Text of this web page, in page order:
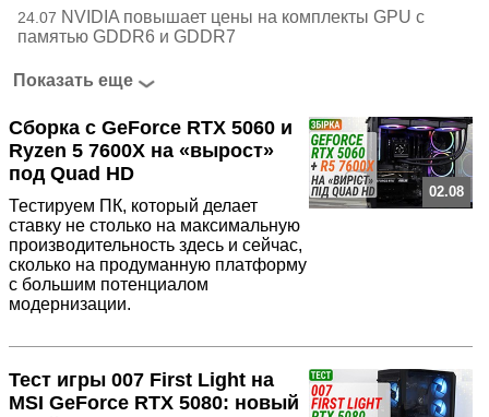
24.07 NVIDIA повышает цены на комплекты GPU с
памятью GDDR6 и GDDR7
Показать еще
Сборка с GeForce RTX 5060 и
Ryzen 5 7600X на «вырост»
под Quad HD
Тестируем ПК, который делает
ставку не столько на максимальную
производительность здесь и сейчас,
сколько на продуманную платформу
с большим потенциалом
модернизации.
02.08
Тест игры 007 First Light на
MSI GeForce RTX 5080: новый